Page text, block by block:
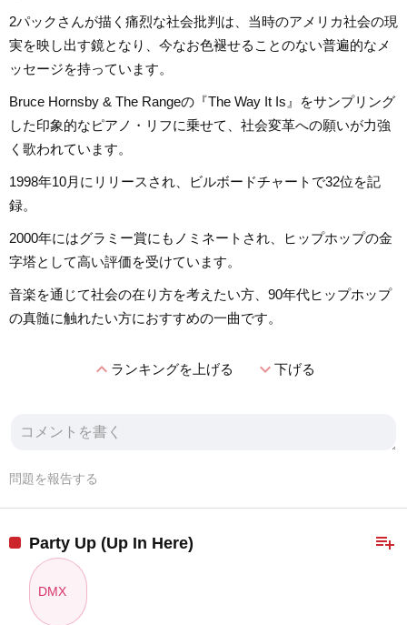
2パックさんが描く痛烈な社会批判は、当時のアメリカ社会の現
実を映し出す鏡となり、今なお色褪せることのない普遍的なメ
ッセージを持っています。
Bruce Hornsby & The Rangeの『The Way It Is』をサンプリング
した印象的なピアノ・リフに乗せて、社会変革への願いが力強
く歌われています。
1998年10月にリリースされ、ビルボードチャートで32位を記
録。
2000年にはグラミー賞にもノミネートされ、ヒップホップの金
字塔として高い評価を受けています。
音楽を通じて社会の在り方を考えたい方、90年代ヒップホップ
の真髄に触れたい方におすすめの一曲です。
expand_lessランキングを上げる expand_more下げる
問題を報告する
playlist_add
Party Up (Up In Here)
DMX